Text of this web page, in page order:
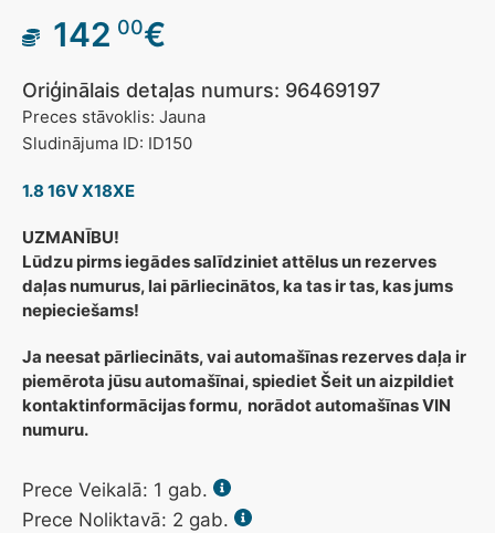
142 00€
Oriģinālais detaļas numurs: 96469197
Preces stāvoklis: Jauna
Sludinājuma ID: ID150
1.8 16V X18XE
UZMANĪBU!
Lūdzu pirms iegādes salīdziniet attēlus un rezerves
daļas numurus, lai pārliecinātos, ka tas ir tas, kas jums
nepieciešams!
Ja neesat pārliecināts, vai automašīnas rezerves daļa ir
piemērota jūsu automašīnai, spiediet Šeit un aizpildiet
kontaktinformācijas formu, norādot automašīnas VIN
numuru.
Prece Veikalā: 1 gab.
Prece Noliktavā: 2 gab.